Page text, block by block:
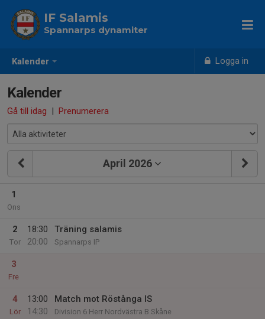
Kalender Logga in
IF Salamis
Spannarps dynamiter
Kalender
Gå till idag | Prenumerera
April 2026
1
Ons
2
Tor
18:30
20:00
Träning salamis
Spannarps IP
3
Fre
4
Lör
13:00
14:30
Match mot Röstånga IS
Division 6 Herr Nordvästra B Skåne